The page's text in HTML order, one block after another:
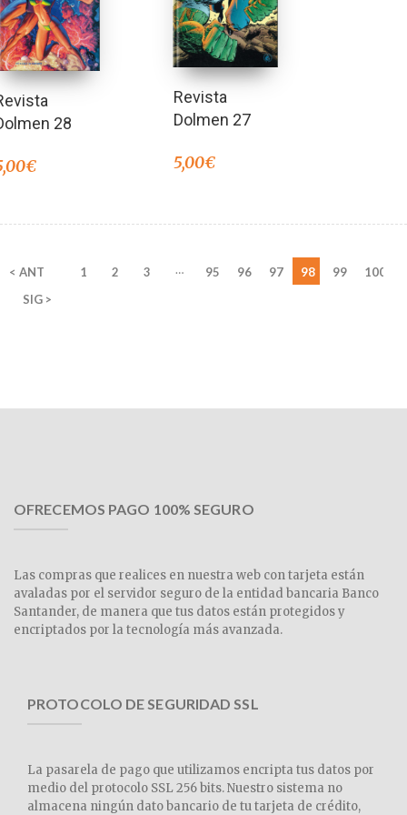
28
€
Revista
Dolmen 27
5,00€
< ANT 1 2 3 … 95 96 97 98 99
100
SIG >
OFRECEMOS PAGO 100% SEGURO
Las compras que realices en nuestra web con tarjeta están
avaladas por el servidor seguro de la entidad bancaria Banco
Santander, de manera que tus datos están protegidos y
encriptados por la tecnología más avanzada.
PROTOCOLO DE SEGURIDAD SSL
La pasarela de pago que utilizamos encripta tus datos por
medio del protocolo SSL 256 bits. Nuestro sistema no
almacena ningún dato bancario de tu tarjeta de crédito,